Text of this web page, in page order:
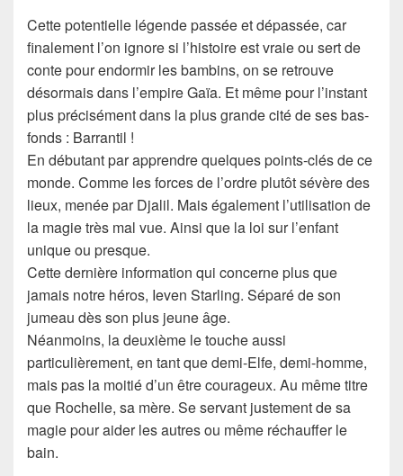
Cette potentielle légende passée et dépassée, car
finalement l’on ignore si l’histoire est vraie ou sert de
conte pour endormir les bambins, on se retrouve
désormais dans l’empire Gaïa. Et même pour l’instant
plus précisément dans la plus grande cité de ses bas-
fonds : Barrantil !
En débutant par apprendre quelques points-clés de ce
monde. Comme les forces de l’ordre plutôt sévère des
lieux, menée par Djalil. Mais également l’utilisation de
la magie très mal vue. Ainsi que la loi sur l’enfant
unique ou presque.
Cette dernière information qui concerne plus que
jamais notre héros, Ieven Starling. Séparé de son
jumeau dès son plus jeune âge.
Néanmoins, la deuxième le touche aussi
particulièrement, en tant que demi-Elfe, demi-homme,
mais pas la moitié d’un être courageux. Au même titre
que Rochelle, sa mère. Se servant justement de sa
magie pour aider les autres ou même réchauffer le
bain.